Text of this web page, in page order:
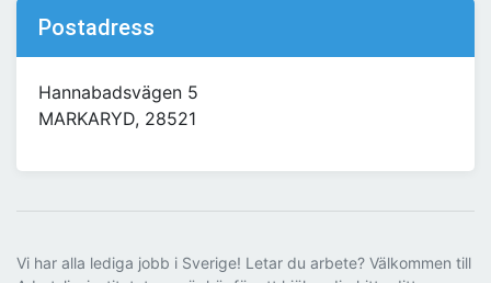
Postadress
Hannabadsvägen 5
MARKARYD, 28521
Vi har alla lediga jobb i Sverige! Letar du arbete? Välkommen till